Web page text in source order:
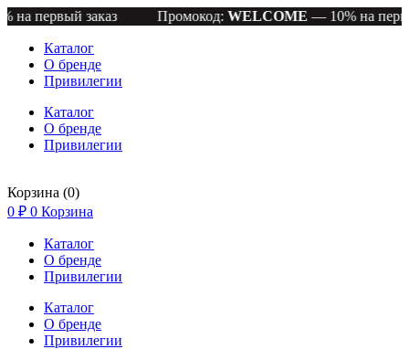
заказ Промокод:WELCOME— 10% на первый
Каталог
О бренде
Привилегии
Каталог
О бренде
Привилегии
Корзина (0)
0 ₽ 0 Корзина
Каталог
О бренде
Привилегии
Каталог
О бренде
Привилегии